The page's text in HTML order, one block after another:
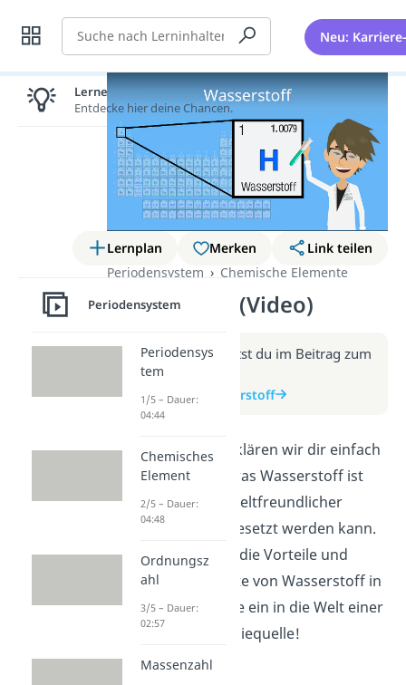
Suche Neu:
Lernplan Merken
Link teilen
Periodensystem
Chemische Elemente
Wasserstoff (Video)
Weitere Infos erhältst du im Beitrag zum
Video
zum Beitrag: Wasserstoff
In diesem Video erklären wir dir einfach
und verständlich, was Wasserstoff ist
und wie er als umweltfreundlicher
Energieträger eingesetzt werden kann.
Erfahre mehr über die Vorteile und
Anwendungsgebiete von Wasserstoff in
der Zukunft. Tauche ein in die Welt einer
nachhaltigen Energiequelle!
Lernen lohnt sich!
Entdecke hier deine Chancen.
Periodensystem
Periodensys
tem
1/5 – Dauer:
04:44
Chemisches
Element
2/5 – Dauer:
04:48
Ordnungsz
ahl
3/5 – Dauer:
02:57
Massenzahl